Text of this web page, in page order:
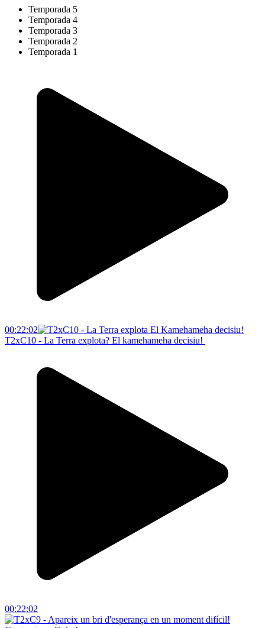
Temporada 5
Temporada 4
Temporada 3
Temporada 2
Temporada 1
00:22:02
T2xC10 - La Terra explota? El kamehameha decisiu!
00:22:02